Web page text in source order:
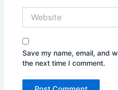
Save my name, email, and
the next time I comment.